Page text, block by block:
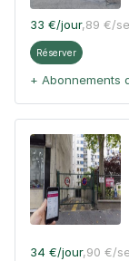
33 €/jour,89 €/
Réserver
+ Abonnements
34 €/jour,90 €/